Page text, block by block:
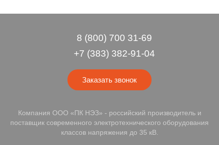
8 (800) 700 31-69
+7 (383) 382-91-04
Заказать звонок
Компания ООО «ПК НЭЗ» - российский производитель и
поставщик современного электротехнического оборудования
классов напряжения до 35 кВ.